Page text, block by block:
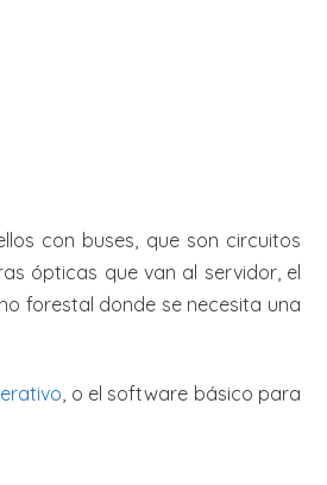
con buses, que son circuitos
ópticas que van al servidor, el
forestal donde se necesita una
, o el software básico para